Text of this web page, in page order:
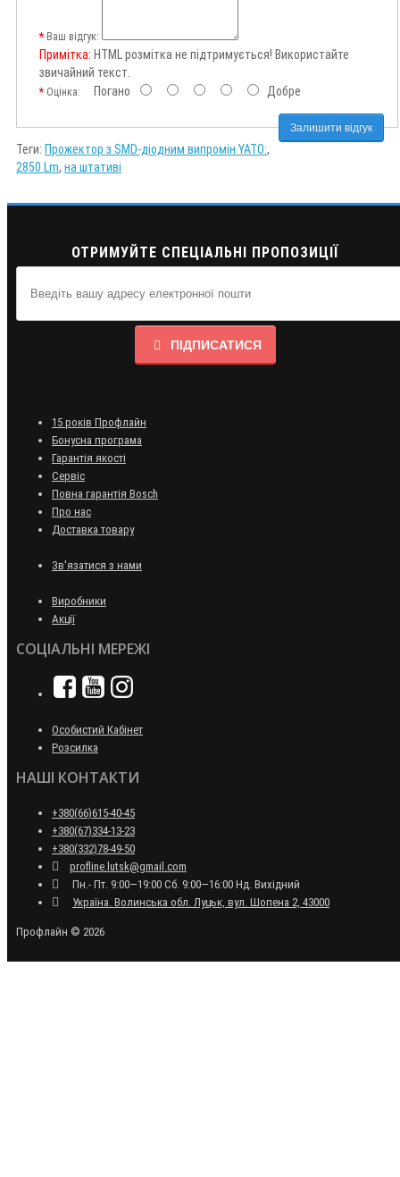
Ваш відгук:
Примітка: HTML розмітка не підтримується! Використайте
звичайний текст.
Оцінка: Погано Добре
Залишити відгук
Теги: Прожектор з SMD-діодним випромін YATO:,
2850 Lm, на штативі
ОТРИМУЙТЕ СПЕЦІАЛЬНІ ПРОПОЗИЦІЇ
ПІДПИСАТИСЯ
15 років Профлайн
Бонусна програма
Гарантія якості
Сервіс
Повна гарантія Bosch
Про нас
Доставка товару
Зв'язатися з нами
Виробники
Акції
СОЦІАЛЬНІ МЕРЕЖІ
Особистий Кабінет
Розсилка
НАШІ КОНТАКТИ
+380(66)615-40-45
+380(67)334-13-23
+380(332)78-49-50
profline.lutsk@gmail.com
Пн.- Пт. 9:00—19:00 Сб. 9:00—16:00 Нд. Вихідний
Україна. Волинська обл. Луцьк, вул. Шопена 2, 43000
Профлайн © 2026